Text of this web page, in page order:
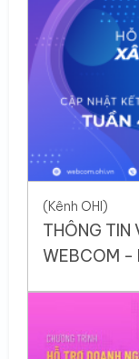
(Kênh OHI)
THÔNG TIN
WEBCOM -